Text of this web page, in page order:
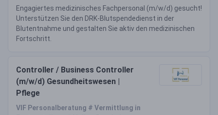
Engagiertes medizinisches Fachpersonal (m/w/d) gesucht!
Unterstützen Sie den DRK-Blutspendedienst in der
Blutentnahme und gestalten Sie aktiv den medizinischen
Fortschritt.
Controller / Business Controller
(m/w/d) Gesundheitswesen |
Pflege
VIF Personalberatung # Vermittlung in